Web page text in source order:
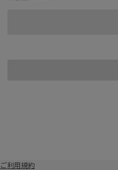
ご利用規約